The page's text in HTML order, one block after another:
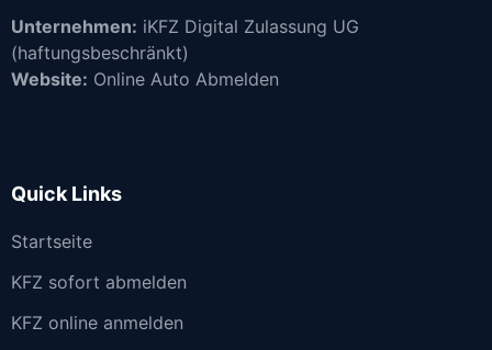
Unternehmen: iKFZ Digital Zulassung UG
(haftungsbeschränkt)
Website: Online Auto Abmelden
Quick Links
Startseite
KFZ sofort abmelden
KFZ online anmelden